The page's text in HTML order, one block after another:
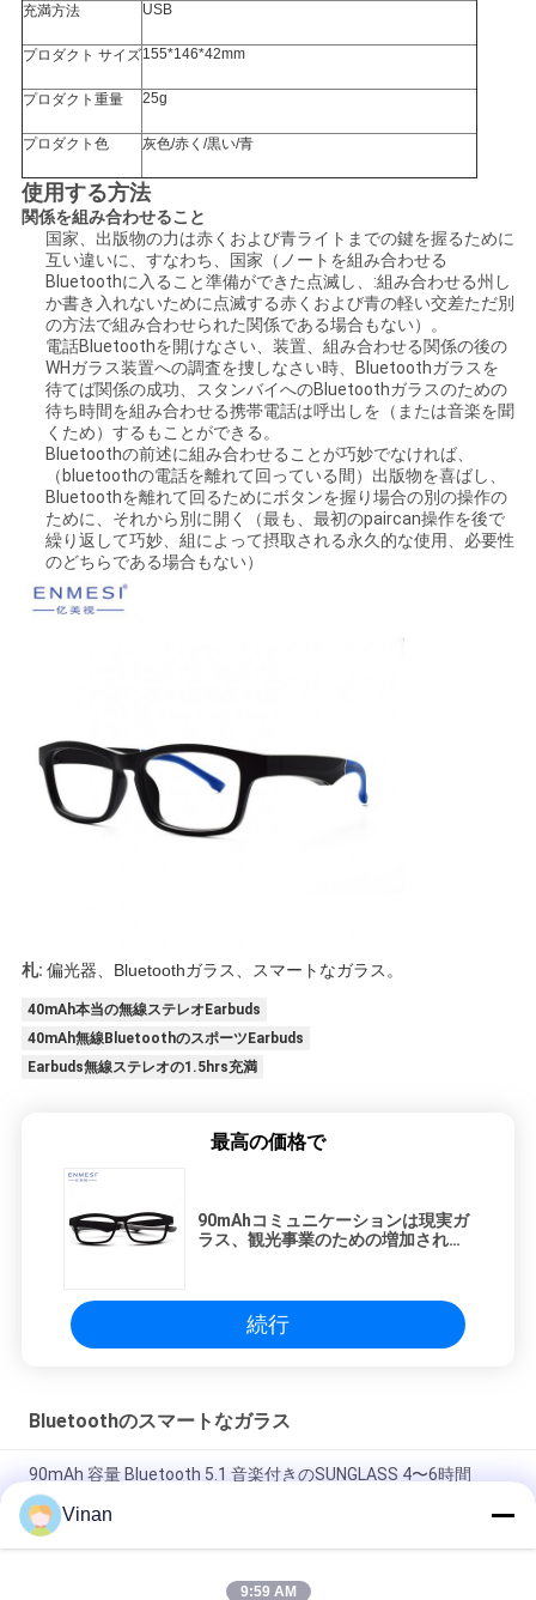
サ
イ
ト
マ
ー
充満方法 USB
プロダクト サイズ155*146*42mm
プロダクト重量 25g
プロダクト色 灰色/赤く/黒い/青
使用する方法
関係を組み合わせること
国家、出版物の力は赤くおよび青ライトまでの鍵を握るために
互い違いに、すなわち、国家（ノートを組み合わせる
Bluetoothに入ること準備ができた点滅し、:組み合わせる州し
か書き入れないために点滅する赤くおよび青の軽い交差ただ別
の方法で組み合わせられた関係である場合もない）。
電話Bluetoothを開けなさい、装置、組み合わせる関係の後の
WHガラス装置への調査を捜しなさい時、Bluetoothガラスを
待てば関係の成功、スタンバイへのBluetoothガラスのための
待ち時間を組み合わせる携帯電話は呼出しを（または音楽を聞
くため）するもことができる。
Bluetoothの前述に組み合わせることが巧妙でなければ、
（bluetoothの電話を離れて回っている間）出版物を喜ばし、
Bluetoothを離れて回るためにボタンを握り場合の別の操作の
ために、それから別に開く（最も、最初のpaircan操作を後で
繰り返して巧妙、組によって摂取される永久的な使用、必要性
のどちらである場合もない）
札: 偏光器、Bluetoothガラス、スマートなガラス。
40mAh本当の無線ステレオEarbuds
40mAh無線BluetoothのスポーツEarbuds
Earbuds無線ステレオの1.5hrs充満
最高の価格で
90mAhコミュニケーションは現実ガ
ラス、観光事業のための増加された
続行
Bluetoothのスマートなガラス
90mAh 容量 Bluetooth 5.1 音楽付きのSUNGLASS 4〜6時間
TR 柔軟なフレーム BT 5.3 音楽 4-5 時間 サイクリング スポーツ
ブルーツ 乗用眼鏡
Vinan
9:59 AM